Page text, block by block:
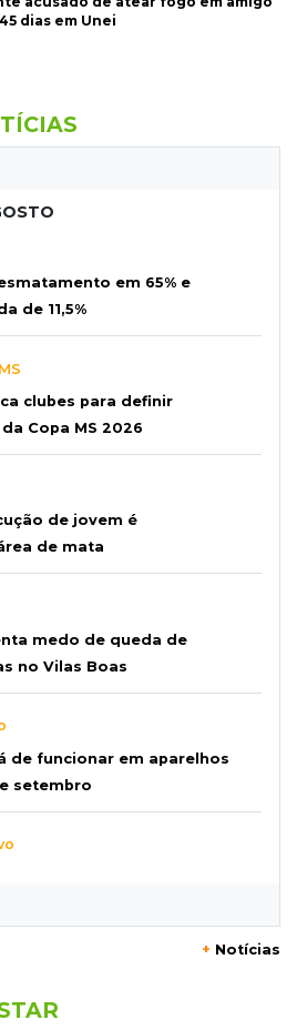
dias em Unei
em 65% e
de 11,5%
clubes para definir
Copa MS 2026
de jovem é
de mata
medo de queda de
no Vilas Boas
de funcionar em aparelhos
setembro
com 909 novas
em 114 funções
+ Notícias